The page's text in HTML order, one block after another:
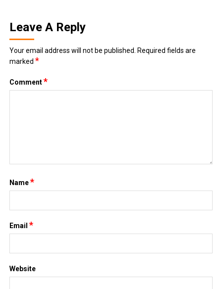
Leave A Reply
Your email address will not be published. Required fields are
marked*
Comment*
Name*
Email*
Website